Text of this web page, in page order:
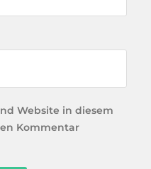
Website in diesem
Kommentar